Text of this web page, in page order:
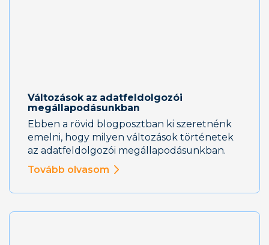
Változások az adatfeldolgozói
megállapodásunkban
Ebben a rövid blogposztban ki szeretnénk
emelni, hogy milyen változások történetek
az adatfeldolgozói megállapodásunkban.
Tovább olvasom